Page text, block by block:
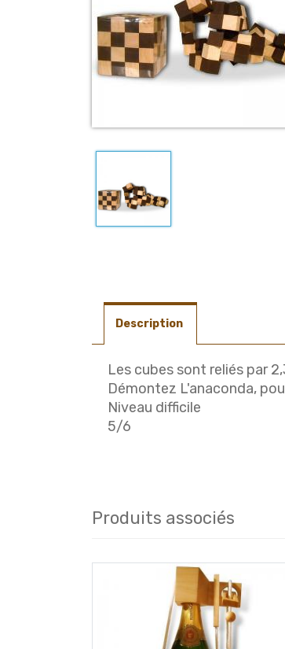
Description
Les cubes sont reliés par
Démontez L'anaconda,
Niveau difficile
5/6
Produits associés